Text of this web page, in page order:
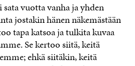
vuotta vanha ja yhden
jostakin hänen näkemästään
tapa katsoa ja tulkita kuvaa
Se kertoo siitä, keitä
ehkä siitäkin, keitä